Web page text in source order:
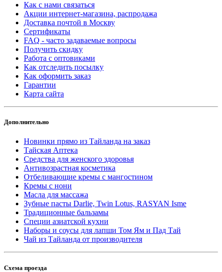
Как с нами связаться
Акции интернет-магазина, распродажа
Доставка почтой в Москву
Сертификаты
FAQ - часто задаваемые вопросы
Получить скидку
Работа с оптовиками
Как отследить посылку
Как оформить заказ
Гарантии
Карта сайта
Дополнительно
Новинки прямо из Тайланда на заказ
Тайская Аптека
Средства для женского здоровья
Антивозрастная косметика
Отбеливающие кремы с мангостином
Кремы с нони
Масла для массажа
Зубные пасты Darlie, Twin Lotus, RASYAN Isme
Традиционные бальзамы
Специи азиатской кухни
Наборы и соусы для лапши Том Ям и Пад Тай
Чай из Тайланда от производителя
Схема проезда